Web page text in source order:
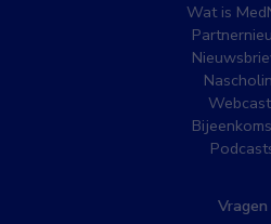
Wat is
Vragen